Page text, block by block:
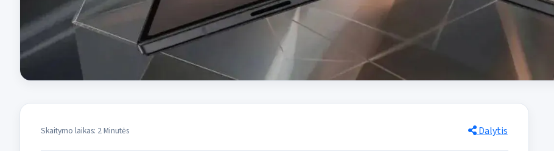
Skaitymo laikas: 2 Minutės Dalytis